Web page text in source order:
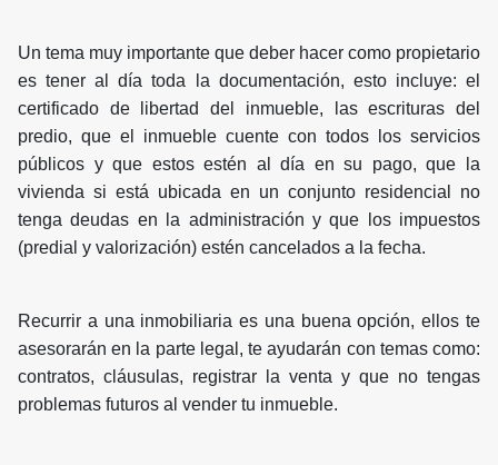
Un tema muy importante que deber hacer como propietario
es tener al día toda la documentación, esto incluye: el
certificado de libertad del inmueble, las escrituras del
predio, que el inmueble cuente con todos los servicios
públicos y que estos estén al día en su pago, que la
vivienda si está ubicada en un conjunto residencial no
tenga deudas en la administración y que los impuestos
(predial y valorización) estén cancelados a la fecha.
Recurrir a una inmobiliaria es una buena opción, ellos te
asesorarán en la parte legal, te ayudarán con temas como:
contratos, cláusulas, registrar la venta y que no tengas
problemas futuros al vender tu inmueble.